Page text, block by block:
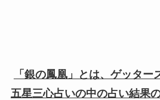
「銀の鳳凰」と は、ゲッター
五星三心占いの中の占い結果の